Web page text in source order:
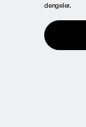
dengeler.